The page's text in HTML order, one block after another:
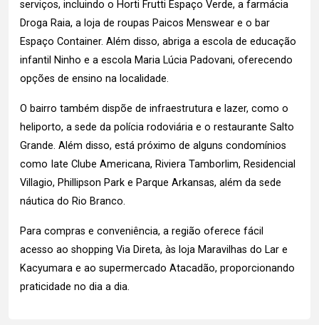
serviços, incluindo o Horti Frutti Espaço Verde, a farmácia
Droga Raia, a loja de roupas Paicos Menswear e o bar
Espaço Container. Além disso, abriga a escola de educação
infantil Ninho e a escola Maria Lúcia Padovani, oferecendo
opções de ensino na localidade.
O bairro também dispõe de infraestrutura e lazer, como o
heliporto, a sede da polícia rodoviária e o restaurante Salto
Grande. Além disso, está próximo de alguns condomínios
como Iate Clube Americana, Riviera Tamborlim, Residencial
Villagio, Phillipson Park e Parque Arkansas, além da sede
náutica do Rio Branco.
Para compras e conveniência, a região oferece fácil
acesso ao shopping Via Direta, às loja Maravilhas do Lar e
Kacyumara e ao supermercado Atacadão, proporcionando
praticidade no dia a dia.